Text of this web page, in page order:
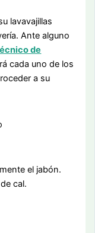
lavavajillas
Ante alguno
de
cada uno de los
a su
el jabón.
cal.